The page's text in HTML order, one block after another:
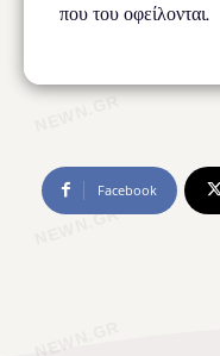
που του οφείλονται.
Facebook